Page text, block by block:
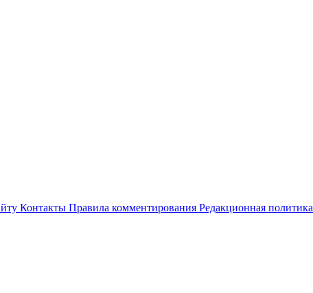
Контакты Правила комментирования Редакционная политика